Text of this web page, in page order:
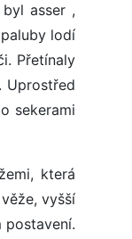
asser ,
lodí
Přetínaly
Uprostřed
sekerami
která
vyšší
postavení.